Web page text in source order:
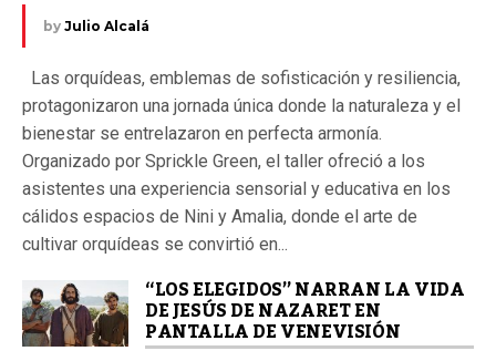
by Julio Alcalá
Las orquídeas, emblemas de sofisticación y resiliencia,
protagonizaron una jornada única donde la naturaleza y el
bienestar se entrelazaron en perfecta armonía.
Organizado por Sprickle Green, el taller ofreció a los
asistentes una experiencia sensorial y educativa en los
cálidos espacios de Nini y Amalia, donde el arte de
cultivar orquídeas se convirtió en...
“LOS ELEGIDOS” NARRAN LA VIDA
DE JESÚS DE NAZARET EN
PANTALLA DE VENEVISIÓN